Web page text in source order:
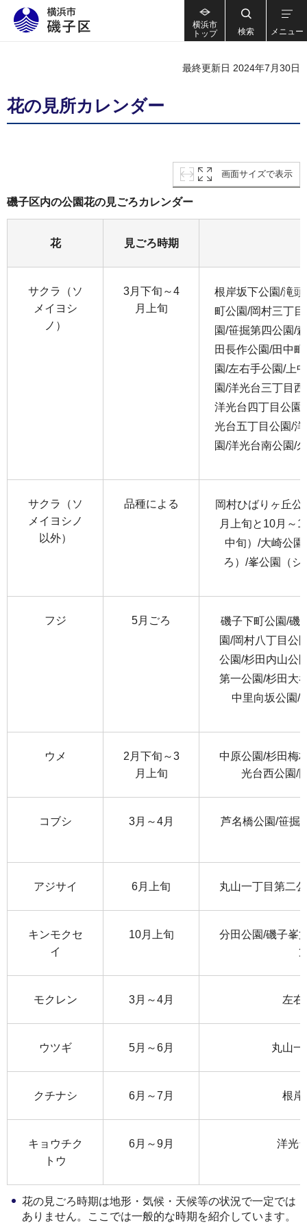
横浜市
トップ
検索 メニュー
最終更新日 2024年7月30日
花の見所カレンダー
画面サイズで表示
磯子区内の公園花の見ごろカレンダー
花 見ごろ時期
サクラ（ソ
メイヨシ
ノ）
3月下旬～4
月上旬
根岸坂下公園/滝
町公園/岡村三丁
園/笹掘第四公園/
田長作公園/田中
園/左右手公園/上
園/洋光台三丁目
洋光台四丁目公園
光台五丁目公園/
園/洋光台南公園/
サクラ（ソ
メイヨシノ
以外）
品種による
岡村ひばりヶ丘
月上旬と10月～
中旬）/大崎公
ろ）/峯公園（
フジ 5月ごろ
磯子下町公園/磯
園/岡村八丁目公
公園/杉田内山公
第一公園/杉田大
中里向坂公園/
ウメ
2月下旬～3
月上旬
中原公園/杉田梅
光台西公園/
コブシ 3月～4月 芦名橋公園/笹掘
アジサイ 6月上旬 丸山一丁目第二
キンモクセ
イ
10月上旬
分田公園/磯子峯
モクレン 3月～4月 左右
ウツギ 5月～6月 丸山
クチナシ 6月～7月 根岸
キョウチク
トウ
6月～9月 洋光
花の見ごろ時期は地形・気候・天候等の状況で一定では
ありません。ここでは一般的な時期を紹介しています。